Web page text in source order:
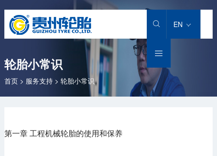
 EN

轮胎小常识
首页 > 服务支持 > 轮胎小常识
第一章 工程机械轮胎的使用和保养